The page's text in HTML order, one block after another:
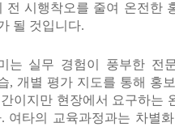
전 시행착오를 줄여 온전한
될 것입니다.
는 실무 경험이 풍부한 전
, 개별 평가 지도를 통해 홍
이지만 현장에서 요구하는
여타의 교육과정과는 차별